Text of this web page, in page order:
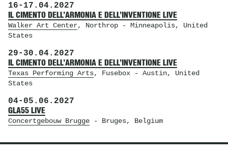
16- 17.04.2027
IL CIMENTO DELL’ARMONIA E DELL’INVENTIONE LIVE
Walker Art Center, Northrop- Minneapolis, United
States
29- 30.04.2027
IL CIMENTO DELL’ARMONIA E DELL’INVENTIONE LIVE
Texas Performing Arts, Fusebox- Austin, United
States
04- 05.06.2027
GLA55 LIVE
Concertgebouw Brugge- Bruges, Belgium